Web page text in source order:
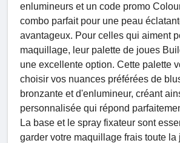
enlumineurs et un code promo
combo parfait pour une peau
avantageux. Pour celles qui aiment
maquillage, leur palette de joues
une excellente option. Cette palette
choisir vos nuances préférées de
bronzante et d'enlumineur, créant
personnalisée qui répond
La base et le spray fixateur sont
garder votre maquillage frais toute la